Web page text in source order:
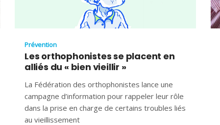
Prévention
Les orthophonistes se placent en
alliés du « bien vieillir »
La Fédération des orthophonistes lance une
campagne d’information pour rappeler leur rôle
dans la prise en charge de certains troubles liés
au vieillissement